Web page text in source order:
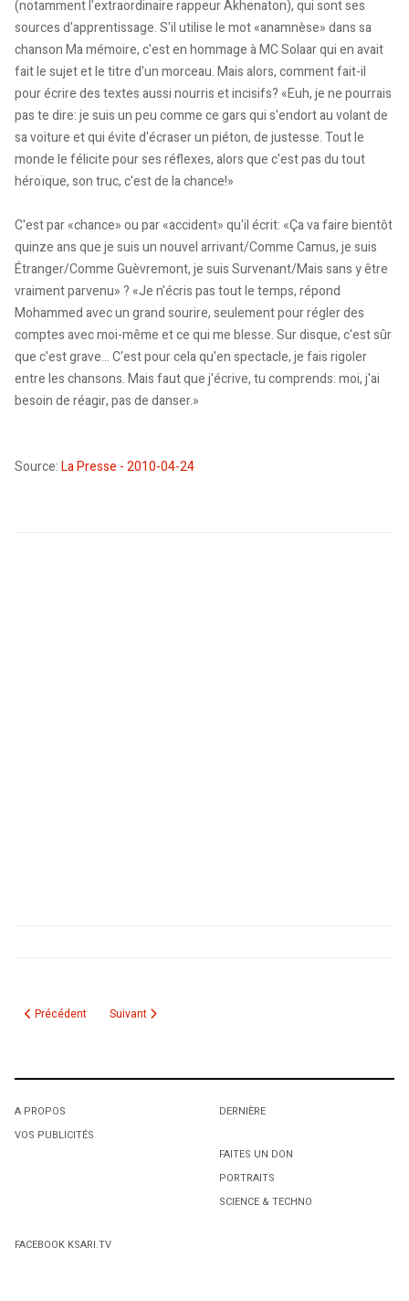
(notamment l'extraordinaire rappeur Akhenaton), qui sont ses
sources d'apprentissage. S'il utilise le mot «anamnèse» dans sa
chanson Ma mémoire, c'est en hommage à MC Solaar qui en avait
fait le sujet et le titre d'un morceau. Mais alors, comment fait-il
pour écrire des textes aussi nourris et incisifs? «Euh, je ne pourrais
pas te dire: je suis un peu comme ce gars qui s'endort au volant de
sa voiture et qui évite d'écraser un piéton, de justesse. Tout le
monde le félicite pour ses réflexes, alors que c'est pas du tout
héroïque, son truc, c'est de la chance!»
C'est par «chance» ou par «accident» qu'il écrit: «Ça va faire bientôt
quinze ans que je suis un nouvel arrivant/Comme Camus, je suis
Étranger/Comme Guèvremont, je suis Survenant/Mais sans y être
vraiment parvenu» ? «Je n'écris pas tout le temps, répond
Mohammed avec un grand sourire, seulement pour régler des
comptes avec moi-même et ce qui me blesse. Sur disque, c'est sûr
que c'est grave... C'est pour cela qu'en spectacle, je fais rigoler
entre les chansons. Mais faut que j'écrive, tu comprends: moi, j'ai
besoin de réagir, pas de danser.»
Source:La Presse - 2010-04-24
Article précédent : Chante-moi Alger...
Précédent Article suivant : Mohammed: Citoyen slameur
Suivant
A PROPOS
VOS PUBLICITÉS
DERNIÈRE
FAITES UN DON
PORTRAITS
SCIENCE & TECHNO
FACEBOOK KSARI.TV